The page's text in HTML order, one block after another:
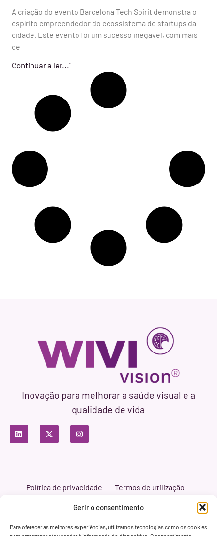
Gerir o consentimento
Para oferecer as melhores experiências, utilizamos tecnologias como os cookies
A criação do evento Barcelona Tech Spirit demonstra o
espírito empreendedor do ecossistema de startups da
cidade. Este evento foi um sucesso inegável, com mais
de
Continuar a ler..."
Inovação para melhorar a saúde visual e a
qualidade de vida
Política de privacidade
Termos de utilização
Branding & Web ASH Proyectos Creativos